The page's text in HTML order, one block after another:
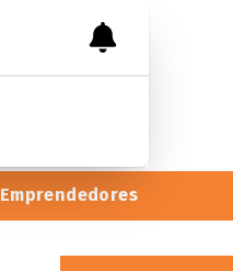
Emprendedores